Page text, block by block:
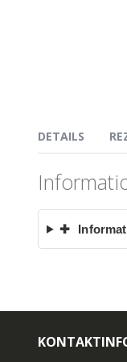
DETAILS
✚